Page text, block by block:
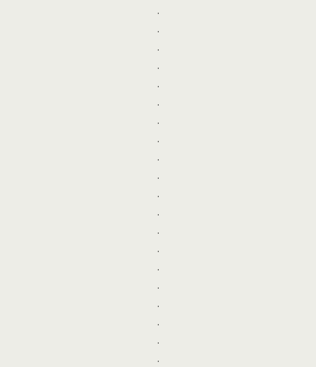
.
.
.
.
.
.
.
.
.
.
.
.
.
.
.
.
.
.
.
.